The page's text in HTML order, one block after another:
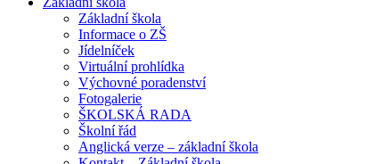
Základní škola
Informace o ZŠ
Jídelníček
Virtuální prohlídka
Výchovné poradenství
Fotogalerie
ŠKOLSKÁ RADA
Školní řád
Anglická verze – základní škola